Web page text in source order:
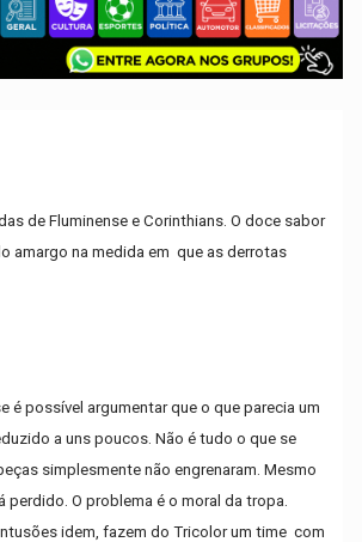
de Fluminense e Corinthians. O doce sabor
amargo na medida em que as derrotas
é possível argumentar que o que parecia um
a uns poucos. Não é tudo o que se
simplesmente não engrenaram. Mesmo
O problema é o moral da tropa.
idem, fazem do Tricolor um time com